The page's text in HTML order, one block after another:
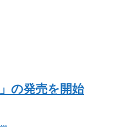
の発売を開始
…